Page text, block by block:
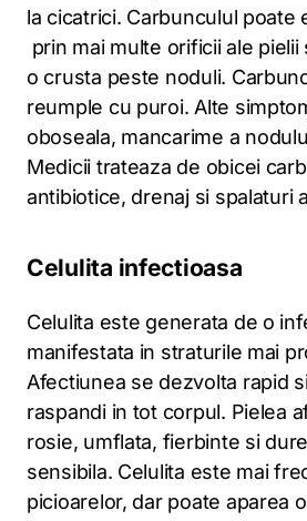
la cicatrici. Carbunculul poate
prin mai multe orificii ale
o crusta peste noduli.
reumple cu puroi. Alte
oboseala, mancarime a
Medicii trateaza de obicei
antibiotice, drenaj si spalaturi
Celulita infectioasa
Celulita este generata de o
manifestata in straturile mai
Afectiunea se dezvolta rapid
raspandi in tot corpul. Pielea
rosie, umflata, fierbinte si
sensibila. Celulita este mai
picioarelor, dar poate aparea